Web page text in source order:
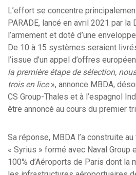
L’effort se concentre
PARADE, lancé en avril 2021 par la
l’armement et doté d’une
De 10 à 15 systèmes seraient
l’issue d’un appel d’offres
la première étape de sélection,
trois en lice», annonce MBDA,
CS Group-Thales et à l’espagnol
être annoncé au cours du premier
Sa réponse, MBDA l’a construite
« Syrius » formé avec Naval Group
100% d’Aéroports de Paris dont